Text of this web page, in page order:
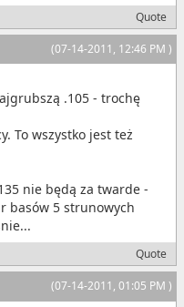
Quote
(07-14-2011, 12:46 PM )
.105 - trochę
To wszystko jest też
nie będą za twarde -
basów 5 strunowych
Quote
(07-14-2011, 01:05 PM )